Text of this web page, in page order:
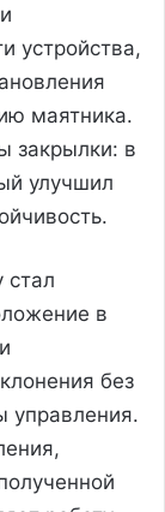
устройства,
маятника.
закрылки: в
улучшил
стал
в
без
управления.